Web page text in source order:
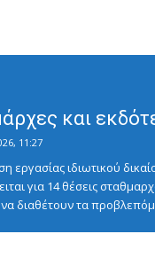
και
11:27
ιδιωτικού
για 14 θέσεις
διαθέτουν τα